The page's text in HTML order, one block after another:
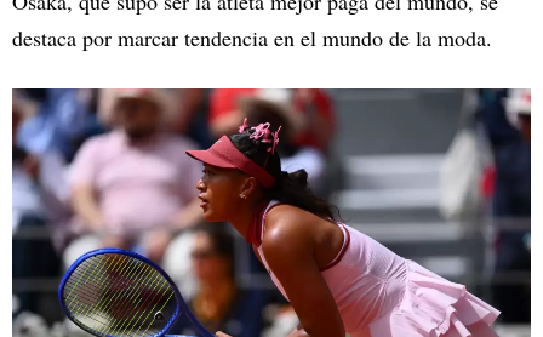
destaca por marcar tendencia en el mundo de la moda.